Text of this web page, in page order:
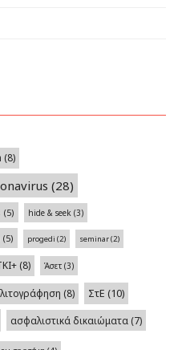
(8)
(28)
(5) hide & seek (3)
(5) progedi (2) seminar(2)
(8) Άσετ (3)
(8) ΣτΕ (10)
ασφαλιστικά δικαιώματα (7)